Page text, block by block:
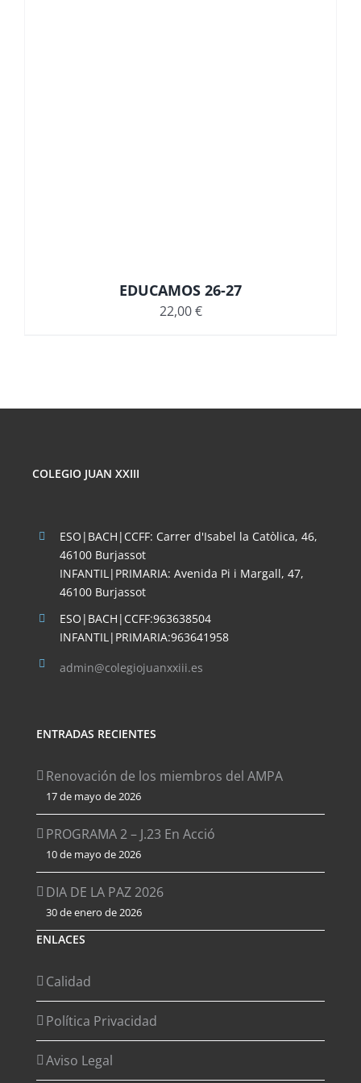
EDUCAMOS 26-27
22,00€
COLEGIO JUAN XXIII
ESO|BACH|CCFF: Carrer d'Isabel la Catòlica, 46,
46100 Burjassot
INFANTIL|PRIMARIA: Avenida Pi i Margall, 47,
46100 Burjassot
ESO|BACH|CCFF:963638504
INFANTIL|PRIMARIA:963641958
admin@colegiojuanxxiii.es
ENTRADAS RECIENTES
Renovación de los miembros del AMPA
17 de mayo de 2026
PROGRAMA 2 – J.23 En Acció
10 de mayo de 2026
DIA DE LA PAZ 2026
30 de enero de 2026
ENLACES
Calidad
Política Privacidad
Aviso Legal